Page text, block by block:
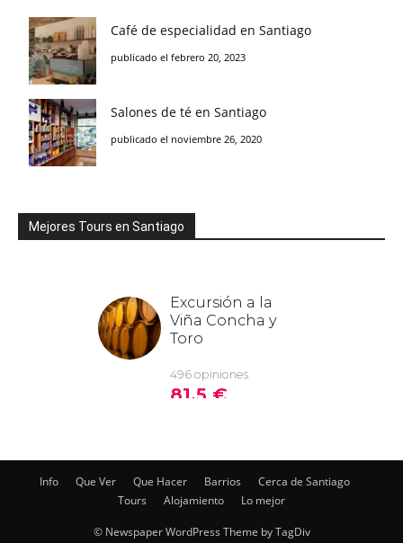
Café de especialidad en Santiago
publicado el febrero 20, 2023
Salones de té en Santiago
publicado el noviembre 26, 2020
Mejores Tours en Santiago
Info Que Ver Que Hacer Barrios
Cerca de Santiago
Tours
Alojamiento Lo mejor
© Newspaper WordPress Theme by TagDiv